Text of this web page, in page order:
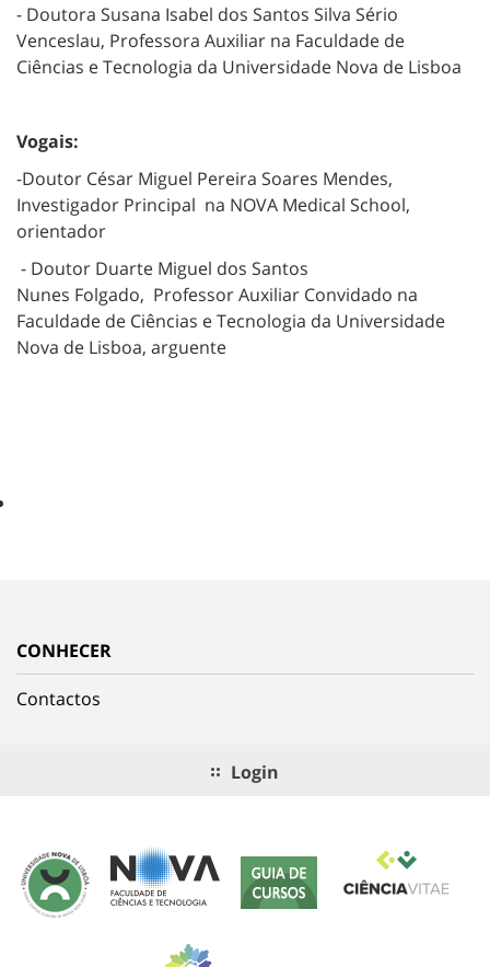
- Doutora Susana Isabel dos Santos Silva Sério
Venceslau, Professora Auxiliar na Faculdade de
Ciências e Tecnologia da Universidade Nova de Lisboa
Vogais:
-Doutor César Miguel Pereira Soares Mendes,
Investigador Principal na NOVA Medical School,
orientador
- Doutor Duarte Miguel dos Santos
Nunes Folgado, Professor Auxiliar Convidado na
Faculdade de Ciências e Tecnologia da Universidade
Nova de Lisboa, arguente
CONHECER
Contactos
Login